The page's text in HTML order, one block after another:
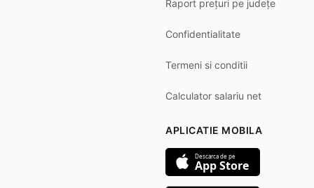
Raport prețuri pe județe
Confidentialitate
Termeni si conditii
Calculator salariu net
APLICATIE MOBILA
Descarca de pe
App Store